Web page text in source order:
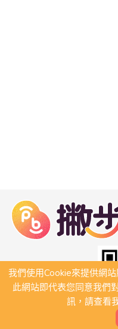
我們使用Cookie來提供網
此網站即代表您同意我們
訊，請查看